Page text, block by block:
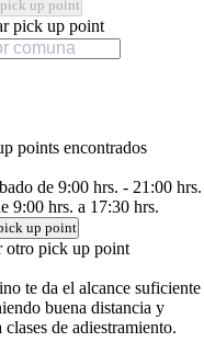
up point
pick up point
points encontrados
de 9:00 hrs. - 21:00 hrs.
9:00 hrs. a 17:30 hrs.
up point
otro pick up point
te da el alcance suficiente
buena distancia y
de adiestramiento.